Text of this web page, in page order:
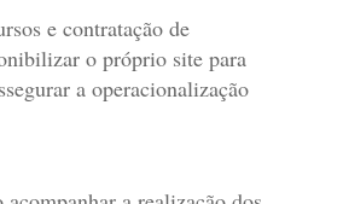
e contratação de
o próprio site para
a operacionalização